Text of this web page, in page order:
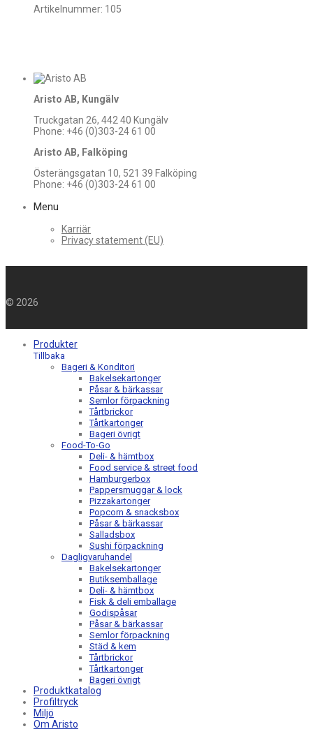
Artikelnummer: 105
Aristo AB, Kungälv
Truckgatan 26, 442 40 Kungälv
Phone: +46 (0)303-24 61 00
Aristo AB, Falköping
Österängsgatan 10, 521 39 Falköping
Phone: +46 (0)303-24 61 00
Menu
Karriär
Privacy statement (EU)
© 2026
Produkter
Tillbaka
Bageri & Konditori
Bakelsekartonger
Påsar & bärkassar
Semlor förpackning
Tårtbrickor
Tårtkartonger
Bageri övrigt
Food-To-Go
Deli- & hämtbox
Food service & street food
Hamburgerbox
Pappersmuggar & lock
Pizzakartonger
Popcorn & snacksbox
Påsar & bärkassar
Salladsbox
Sushi förpackning
Dagligvaruhandel
Bakelsekartonger
Butiksemballage
Deli- & hämtbox
Fisk & deli emballage
Godispåsar
Påsar & bärkassar
Semlor förpackning
Städ & kem
Tårtbrickor
Tårtkartonger
Bageri övrigt
Produktkatalog
Profiltryck
Miljö
Om Aristo